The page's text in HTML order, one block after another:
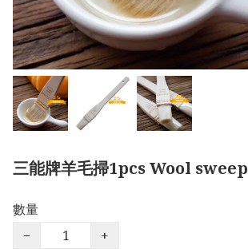
三能牌羊毛掃1pcs Wool sweep
數量
−
+